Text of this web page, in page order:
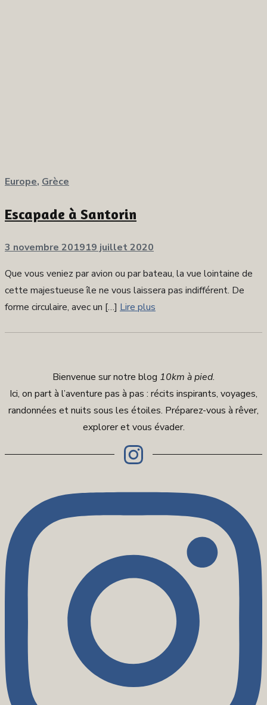
Europe, Grèce
Escapade à Santorin
Publié
3 novembre 201919 juillet 2020
Que vous veniez par avion ou par bateau, la vue lointaine de
cette majestueuse île ne vous laissera pas indifférent. De
forme circulaire, avec un […] Lire plus
Bienvenue sur notre blog 10km à pied.
Ici, on part à l’aventure pas à pas : récits inspirants, voyages,
randonnées et nuits sous les étoiles. Préparez-vous à rêver,
explorer et vous évader.